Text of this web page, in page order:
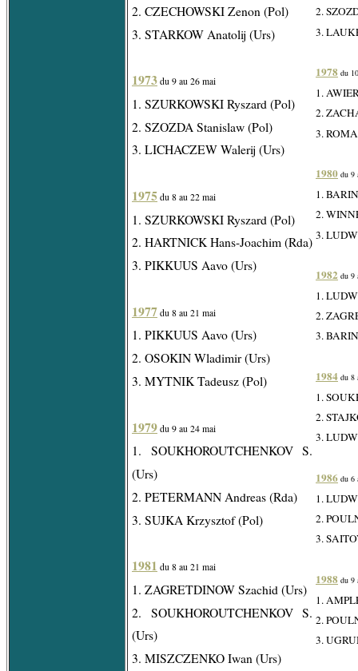
2. CZECHOWSKI Zenon (Pol)
3. STARKOW Anatolij (Urs)
1973 du 9 au 26 mai
1. SZURKOWSKI Ryszard (Pol)
2. SZOZDA Stanislaw (Pol)
3. LICHACZEW Walerij (Urs)
1975 du 8 au 22 mai
1. SZURKOWSKI Ryszard (Pol)
2. HARTNICK Hans-Joachim (Rda)
3. PIKKUUS Aavo (Urs)
1977 du 8 au 21 mai
1. PIKKUUS Aavo (Urs)
2. OSOKIN Wladimir (Urs)
3. MYTNIK Tadeusz (Pol)
1979 du 9 au 24 mai
1. SOUKHOROUTCHENKOV S.
(Urs)
2. PETERMANN Andreas (Rda)
3. SUJKA Krzysztof (Pol)
1981 du 8 au 21 mai
1. ZAGRETDINOW Szachid (Urs)
2. SOUKHOROUTCHENKOV S.
(Urs)
3. MISZCZENKO Iwan (Urs)
2.
3.
1978 du
1.
2.
3.
1980 du 9
1.
2.
3.
1982 du 9
1.
2.
3.
1984 du 8
1.
2.
3.
1986 du 6
1.
2.
3.
1988 du 9
1.
2.
3.